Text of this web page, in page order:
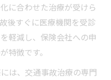
心の治療比較術
組みと保険対応の流れ
しない費用比較の基本
事故治療の自己負担対
に合わせた治療が受けら
後すぐに医療機関を受診
軽減し、保険会社への申
特徴です。
は、交通事故治療の専門